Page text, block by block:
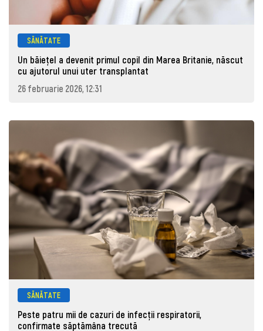
SĂNĂTATE
Un băiețel a devenit primul copil din Marea Britanie, născut
cu ajutorul unui uter transplantat
26 februarie 2026, 12:31
SĂNĂTATE
Peste patru mii de cazuri de infecţii respiratorii,
confirmate săptămâna trecută